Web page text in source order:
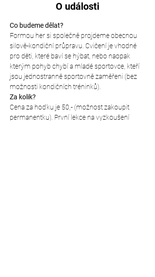
O události
Co budeme dělat?
Formou her si společně projdeme obecnou
silově-kondiční průpravu. Cvičení je vhodné
pro děti, které baví se hýbat, nebo naopak
kterým pohyb chybí a mladé sportovce, kteří
jsou jednostranně sportovně zaměřeni (bez
možnosti kondičních tréninků).
Za kolik?
Cena za hoďku je 50,- (možnost zakoupit
permanentku). První lekce na vyzkoušení